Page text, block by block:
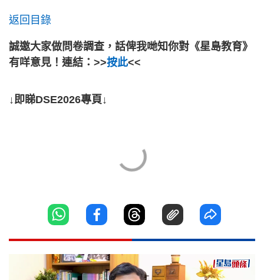
返回目錄
誠邀大家做問卷調查，話俾我哋知你對《星島教育》
有咩意見！連結：>>按此<<
↓即睇DSE2026專頁↓